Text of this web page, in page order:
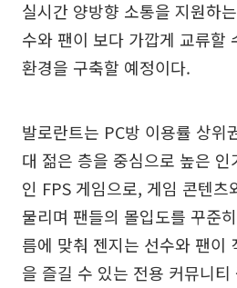
실시간 양방향 소통을 지원하
수와 팬이 보다 가깝게 교류할
환경을 구축할 예정이다.
발로란트는 PC방 이용률 상위
대 젊은 층을 중심으로 높은 인
인 FPS 게임으로, 게임 콘텐츠
물리며 팬들의 몰입도를 꾸준
름에 맞춰 젠지는 선수와 팬이
을 즐길 수 있는 전용 커뮤니